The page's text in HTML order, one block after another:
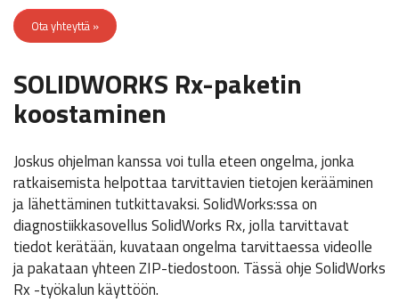
Ota yhteyttä »
SOLIDWORKS Rx-paketin
koostaminen
Joskus ohjelman kanssa voi tulla eteen ongelma, jonka
ratkaisemista helpottaa tarvittavien tietojen kerääminen
ja lähettäminen tutkittavaksi. SolidWorks:ssa on
diagnostiikkasovellus SolidWorks Rx, jolla tarvittavat
tiedot kerätään, kuvataan ongelma tarvittaessa videolle
ja pakataan yhteen ZIP-tiedostoon. Tässä ohje SolidWorks
Rx -työkalun käyttöön.